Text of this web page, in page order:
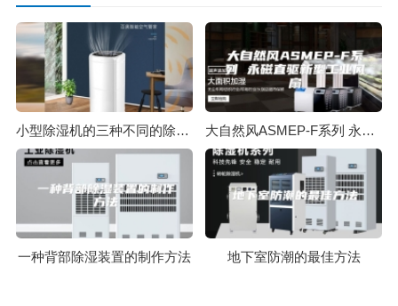
小型除湿机的三种不同的除湿系统应用 大自然风ASMEP-F系列 永磁直驱新型工业风扇
一种背部除湿装置的制作方法 地下室防潮的最佳方法